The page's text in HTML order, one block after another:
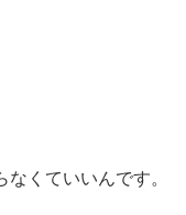
くていいんです。